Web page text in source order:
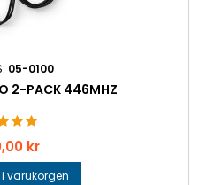
05-0100
2-PACK 446MHZ
kr
varukorgen